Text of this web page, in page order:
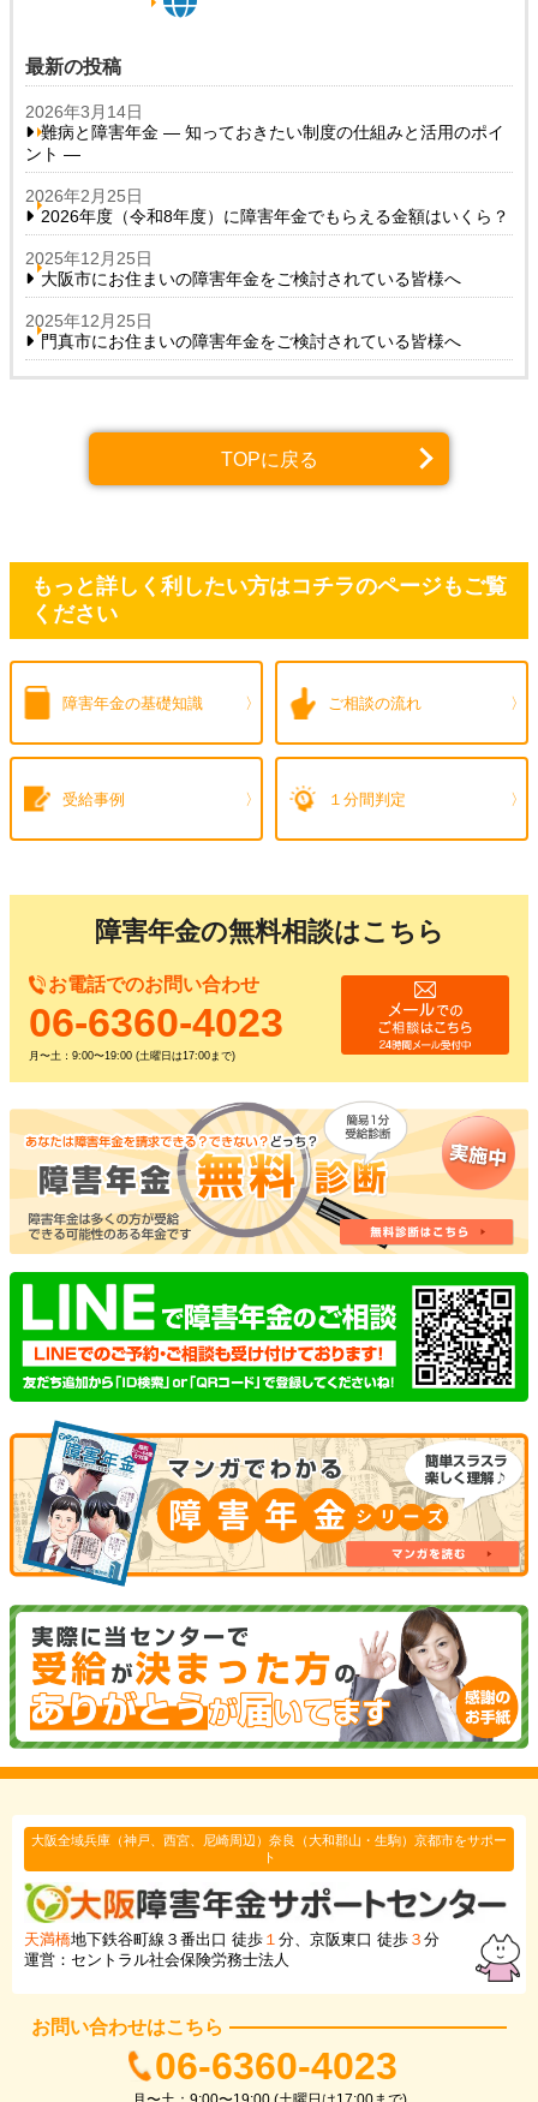
最新の投稿
2026年3月14日
難病と障害年金 ― 知っておきたい制度の仕組みと活用のポイ
ント ―
2026年2月25日
2026年度（令和8年度）に障害年金でもらえる金額はいくら？
2025年12月25日
大阪市にお住まいの障害年金をご検討されている皆様へ
2025年12月25日
門真市にお住まいの障害年金をご検討されている皆様へ
TOPに戻る
もっと詳しく利したい方はコチラのページもご覧
ください
障害年金の基礎知識 ご相談の流れ
受給事例 １分間判定
障害年金の無料相談はこちら
お電話でのお問い合わせ
06-6360-4023
月〜土：9:00〜19:00 (土曜日は17:00まで)
大阪全域兵庫（神戸、西宮、尼崎周辺）奈良（大和郡山・生駒）京都市をサポー
ト
天満橋地下鉄谷町線３番出口 徒歩 １ 分、京阪東口 徒歩 ３ 分
運営：セントラル社会保険労務士法人
お問い合わせはこちら
06-6360-4023